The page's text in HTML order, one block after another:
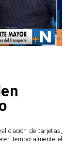
de tarjetas,
temporalmente el